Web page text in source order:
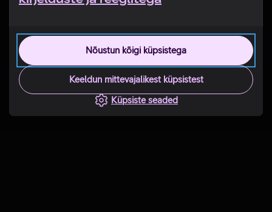
Nõustun kõigi küpsistega
Keeldun mittevajalikest küpsistest
Küpsiste seaded